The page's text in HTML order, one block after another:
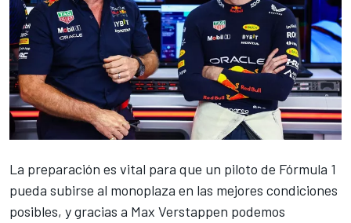
La preparación es vital para que un piloto de Fórmula 1
pueda subirse al monoplaza en las mejores condiciones
posibles, y gracias a Max Verstappen podemos